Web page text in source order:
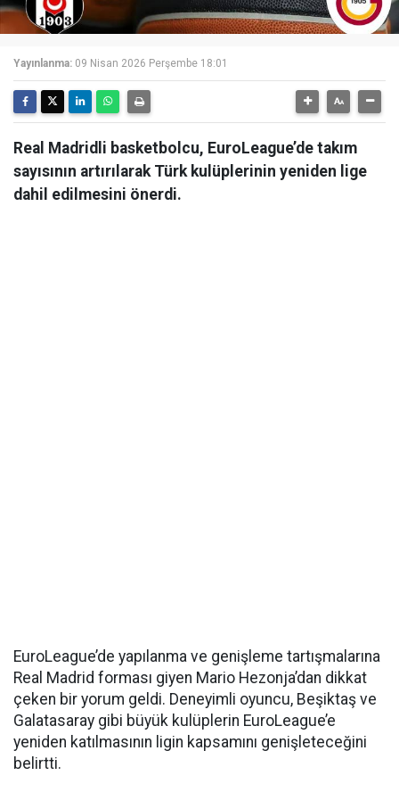
Yayınlanma: 09 Nisan 2026 Perşembe 18:01
Real Madridli basketbolcu, EuroLeague’de takım
sayısının artırılarak Türk kulüplerinin yeniden lige
dahil edilmesini önerdi.
EuroLeague’de yapılanma ve genişleme tartışmalarına
Real Madrid forması giyen Mario Hezonja’dan dikkat
çeken bir yorum geldi. Deneyimli oyuncu, Beşiktaş ve
Galatasaray gibi büyük kulüplerin EuroLeague’e
yeniden katılmasının ligin kapsamını genişleteceğini
belirtti.